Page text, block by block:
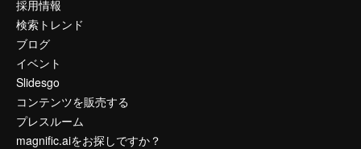
採用情報
検索トレンド
ブログ
イベント
Slidesgo
コンテンツを販売する
プレスルーム
magnific.aiをお探しですか？